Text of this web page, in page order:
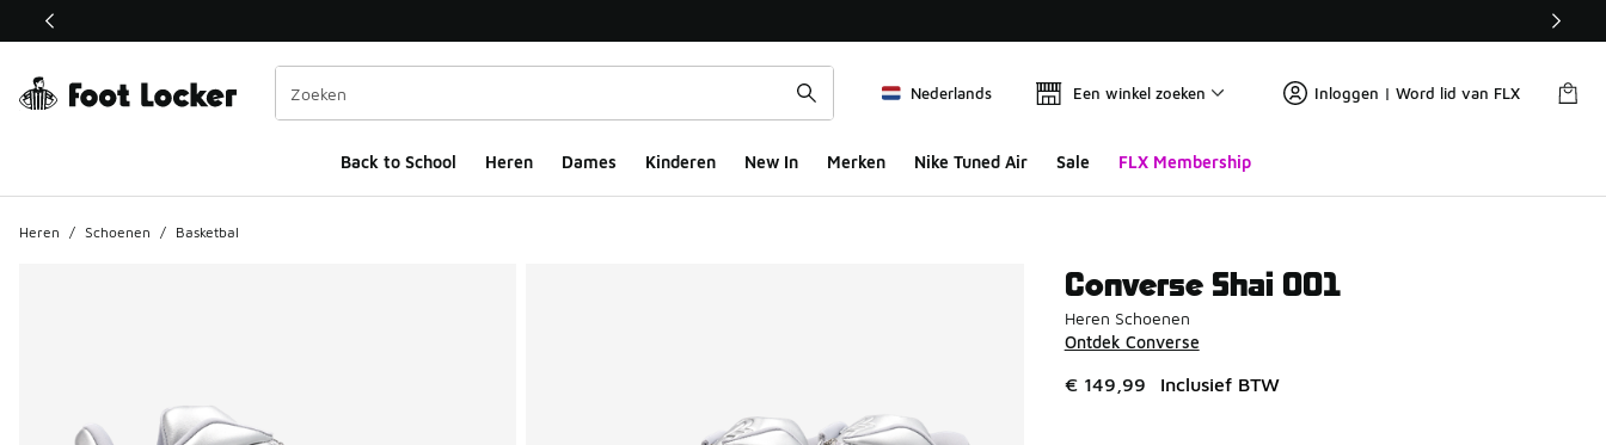
Deze link wordt geopend in een nieuw venster
Nederlands Een winkel zoeken Inloggen | Word lid van FLX
Back to School Heren Dames Kinderen New In Merken Nike Tuned Air Sale FLX Membership
Heren / Schoenen / Basketbal
Converse Shai 001
Heren Schoenen
Ontdek Converse
€ 149,99 Inclusief BTW